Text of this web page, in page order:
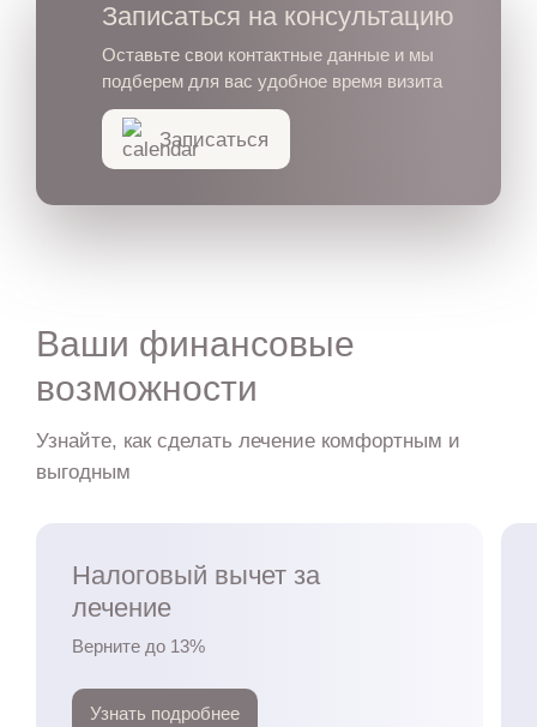
Записаться на консультацию
Оставьте свои контактные данные и мы
подберем для вас удобное время визита
Записаться
Ваши финансовые
возможности
Узнайте, как сделать лечение комфортным и
выгодным
Налоговый вычет за
лечение
Верните до 13%
Узнать подробнее